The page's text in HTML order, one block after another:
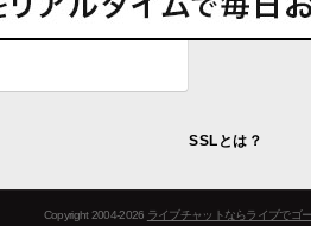
SSLとは？
Copyright 2004-2026 ライブチャットならライブでゴ